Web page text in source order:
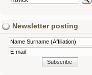
Newsletter posting